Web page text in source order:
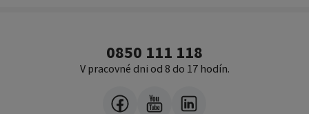
0850 111 118
V pracovné dni od 8 do 17 hodín.